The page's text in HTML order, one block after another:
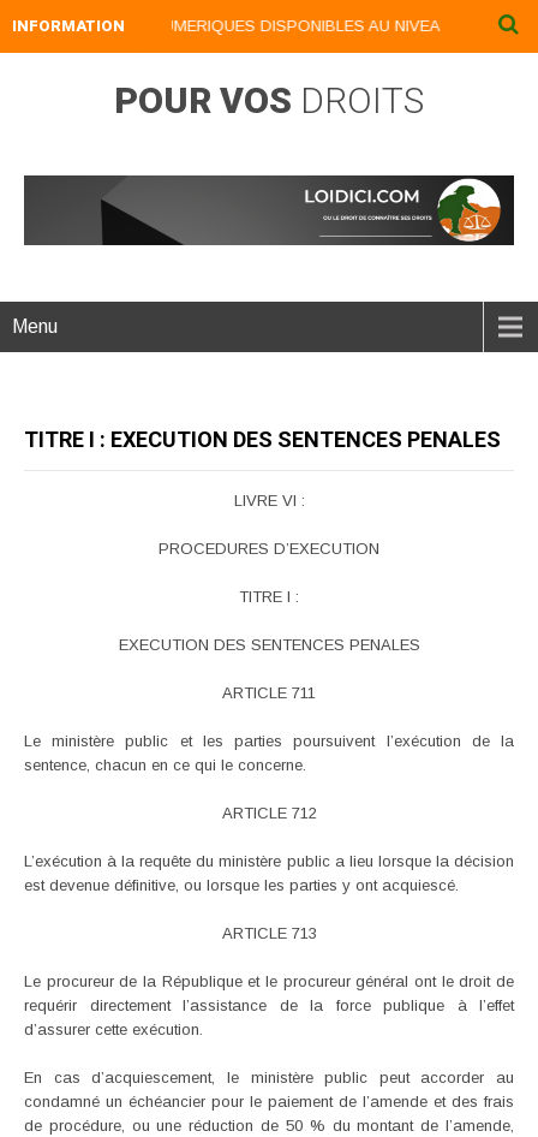
INFORMATION
NOS LIVRES NUMERIQUES DISPONIBLES AU NIVEAU DU MENU
POUR VOS DROITS
Menu
TITRE I : EXECUTION DES SENTENCES PENALES
LIVRE VI :
PROCEDURES D’EXECUTION
TITRE I :
EXECUTION DES SENTENCES PENALES
ARTICLE 711
Le ministère public et les parties poursuivent l’exécution de la
sentence, chacun en ce qui le concerne.
ARTICLE 712
L’exécution à la requête du ministère public a lieu lorsque la décision
est devenue définitive, ou lorsque les parties y ont acquiescé.
ARTICLE 713
Le procureur de la République et le procureur général ont le droit de
requérir directement l’assistance de la force publique à l’effet
d’assurer cette exécution.
En cas d’acquiescement, le ministère public peut accorder au
condamné un échéancier pour le paiement de l’amende et des frais
de procédure, ou une réduction de 50 % du montant de l’amende,